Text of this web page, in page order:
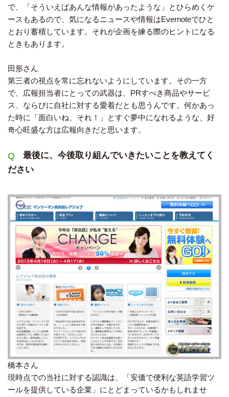
で、「そういえばあんな情報があったような」とひらめくケ
ースもあるので、気になるニュースや情報はEvernoteでひと
とおり蓄積しています。それが企画を練る際のヒントになる
ときもあります。
田形さん
第三者の視点を常に忘れないようにしています。その一方
で、広報担当者にとっての武器は、PRすべき商品やサービ
ス、ならびに自社に対する愛着だとも思うんです。何かあっ
た時に「面白いね、それ！」とすぐ夢中になれるような、好
奇心旺盛な方は広報向きだと思います。
最後に、今後取り組んでいきたいことを教えてく
ださい
橋本さん
現時点での当社に対する認識は、「安価で便利な英語学習ツ
ールを提供している企業」にとどまっているかもしれませ